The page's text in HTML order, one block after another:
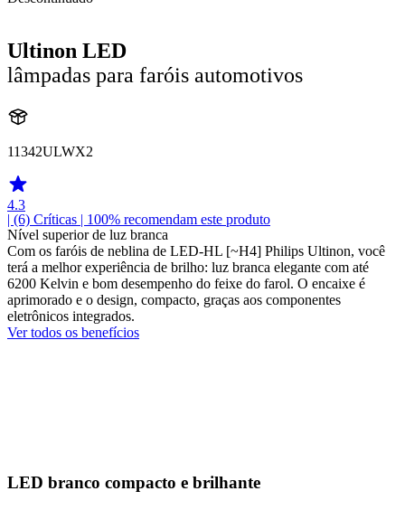
Ultinon LED
lâmpadas para faróis automotivos
11342ULWX2
4.3
| (6) Críticas | 100% recomendam este produto
Nível superior de luz branca
Com os faróis de neblina de LED-HL [~H4] Philips Ultinon, você
terá a melhor experiência de brilho: luz branca elegante com até
6200 Kelvin e bom desempenho do feixe do farol. O encaixe é
aprimorado e o design, compacto, graças aos componentes
eletrônicos integrados.
Ver todos os benefícios
LED branco compacto e brilhante